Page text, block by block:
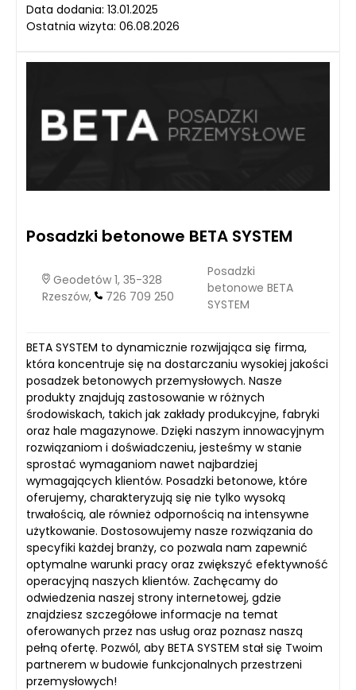
Data dodania: 13.01.2025
Ostatnia wizyta: 06.08.2026
Posadzki betonowe BETA SYSTEM
Geodetów 1, 35-328
Rzeszów,
726 709 250
Posadzki
betonowe BETA
SYSTEM
BETA SYSTEM to dynamicznie rozwijająca się firma,
która koncentruje się na dostarczaniu wysokiej jakości
posadzek betonowych przemysłowych. Nasze
produkty znajdują zastosowanie w różnych
środowiskach, takich jak zakłady produkcyjne, fabryki
oraz hale magazynowe. Dzięki naszym innowacyjnym
rozwiązaniom i doświadczeniu, jesteśmy w stanie
sprostać wymaganiom nawet najbardziej
wymagających klientów. Posadzki betonowe, które
oferujemy, charakteryzują się nie tylko wysoką
trwałością, ale również odpornością na intensywne
użytkowanie. Dostosowujemy nasze rozwiązania do
specyfiki każdej branży, co pozwala nam zapewnić
optymalne warunki pracy oraz zwiększyć efektywność
operacyjną naszych klientów. Zachęcamy do
odwiedzenia naszej strony internetowej, gdzie
znajdziesz szczegółowe informacje na temat
oferowanych przez nas usług oraz poznasz naszą
pełną ofertę. Pozwól, aby BETA SYSTEM stał się Twoim
partnerem w budowie funkcjonalnych przestrzeni
przemysłowych!